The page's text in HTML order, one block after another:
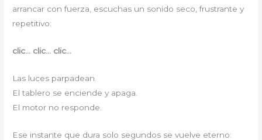
arrancar con fuerza, escuchas un sonido seco, frustrante y
repetitivo:
clic… clic… clic…
Las luces parpadean.
El tablero se enciende y apaga.
El motor no responde.
Ese instante que dura solo segundos se vuelve eterno: